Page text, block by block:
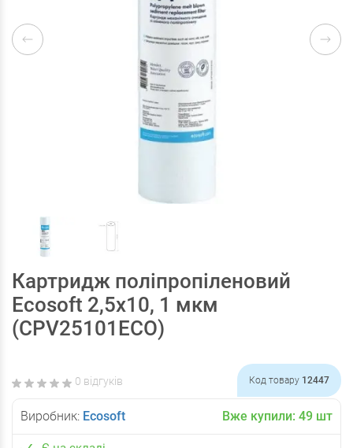
Картридж поліпропіленовий
Ecosoft 2,5x10, 1 мкм
(CPV25101ECO)
0 відгуків Код товару 12447
Виробник: Ecosoft Вже купили: 49 шт